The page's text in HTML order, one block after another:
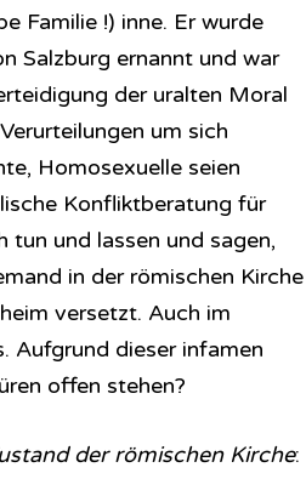
Familie !) inne. Er wurde
Salzburg ernannt und war
der uralten Moral
um sich
Homosexuelle seien
Konfliktberatung für
und lassen und sagen,
in der römischen Kirche
versetzt. Auch im
Aufgrund dieser infamen
offen stehen?
der römischen Kirche: